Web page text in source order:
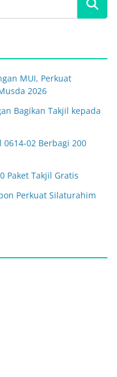
MUI, Perkuat
2026
Bagikan Takjil kepada
02 Berbagi 200
Paket Takjil Gratis
Perkuat Silaturahim